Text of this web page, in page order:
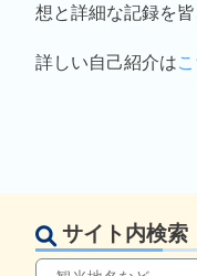
想と詳細な記録を皆
詳しい自己紹介は
サイト内検索